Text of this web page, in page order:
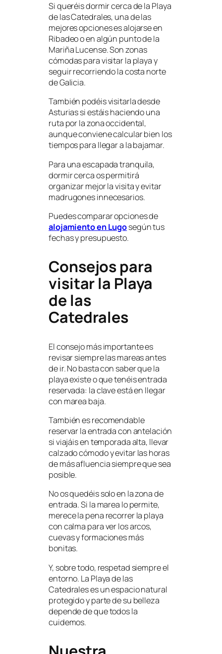
Si queréis dormir cerca de la Playa
de las Catedrales, una de las
mejores opciones es alojarse en
Ribadeo o en algún punto de la
Mariña Lucense. Son zonas
cómodas para visitar la playa y
seguir recorriendo la costa norte
de Galicia.
También podéis visitarla desde
Asturias si estáis haciendo una
ruta por la zona occidental,
aunque conviene calcular bien los
tiempos para llegar a la bajamar.
Para una escapada tranquila,
dormir cerca os permitirá
organizar mejor la visita y evitar
madrugones innecesarios.
Puedes comparar opciones de
alojamiento en Lugosegún tus
fechas y presupuesto.
Consejos para
visitar la Playa
de las
Catedrales
El consejo más importante es
revisar siempre las mareas antes
de ir. No basta con saber que la
playa existe o que tenéis entrada
reservada: la clave está en llegar
con marea baja.
También es recomendable
reservar la entrada con antelación
si viajáis en temporada alta, llevar
calzado cómodo y evitar las horas
de más afluencia siempre que sea
posible.
No os quedéis solo en la zona de
entrada. Si la marea lo permite,
merece la pena recorrer la playa
con calma para ver los arcos,
cuevas y formaciones más
bonitas.
Y, sobre todo, respetad siempre el
entorno. La Playa de las
Catedrales es un espacio natural
protegido y parte de su belleza
depende de que todos la
cuidemos.